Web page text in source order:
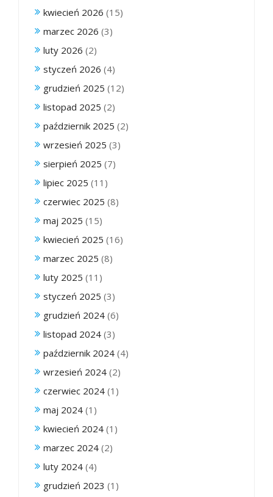
kwiecień 2026 (15)
marzec 2026 (3)
luty 2026 (2)
styczeń 2026 (4)
grudzień 2025 (12)
listopad 2025 (2)
październik 2025 (2)
wrzesień 2025 (3)
sierpień 2025 (7)
lipiec 2025 (11)
czerwiec 2025 (8)
maj 2025 (15)
kwiecień 2025 (16)
marzec 2025 (8)
luty 2025 (11)
styczeń 2025 (3)
grudzień 2024 (6)
listopad 2024 (3)
październik 2024 (4)
wrzesień 2024 (2)
czerwiec 2024 (1)
maj 2024 (1)
kwiecień 2024 (1)
marzec 2024 (2)
luty 2024 (4)
grudzień 2023 (1)